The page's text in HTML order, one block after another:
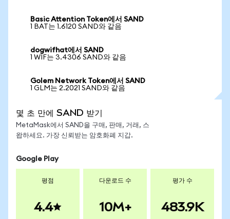
Basic Attention Token에서 SAND
1 BAT는 1.6120 SAND와 같음
dogwifhat에서 SAND
1 WIF는 3.4306 SAND와 같음
Golem Network Token에서 SAND
1 GLM는 2.2021 SAND와 같음
몇 초 만에 SAND 받기
MetaMask에서 SAND을 구매, 판매, 거래, 스
왑하세요. 가장 신뢰받는 암호화폐 지갑.
Google Play
평점
4.4
다운로드 수
10M+
평가 수
483.9K